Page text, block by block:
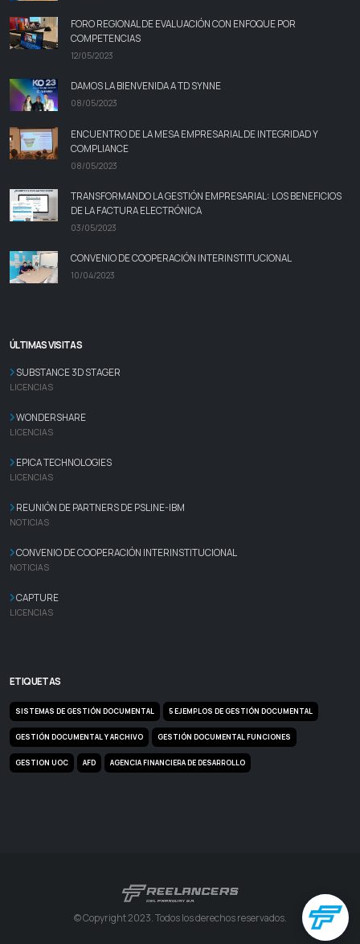
FORO REGIONAL DE EVALUACIÓN CON ENFOQUE POR
COMPETENCIAS
12/05/2023
DAMOS LA BIENVENIDA A TD SYNNE
08/05/2023
ENCUENTRO DE LA MESA EMPRESARIAL DE INTEGRIDAD Y
COMPLIANCE
08/05/2023
TRANSFORMANDO LA GESTIÓN EMPRESARIAL: LOS BENEFICIOS
DE LA FACTURA ELECTRÓNICA
03/05/2023
CONVENIO DE COOPERACIÓN INTERINSTITUCIONAL
10/04/2023
ÚLTIMAS VISITAS
SUBSTANCE 3D STAGER
LICENCIAS
WONDERSHARE
LICENCIAS
EPICA TECHNOLOGIES
LICENCIAS
REUNIÓN DE PARTNERS DE PSLINE-IBM
NOTICIAS
CONVENIO DE COOPERACIÓN INTERINSTITUCIONAL
NOTICIAS
CAPTURE
LICENCIAS
ETIQUETAS
SISTEMAS DE GESTIÓN DOCUMENTAL 5 EJEMPLOS DE GESTIÓN DOCUMENTAL
GESTIÓN DOCUMENTAL Y ARCHIVO GESTIÓN DOCUMENTAL FUNCIONES
GESTION UOC AFD AGENCIA FINANCIERA DE DESARROLLO
© Copyright 2023. Todos los derechos reservados.